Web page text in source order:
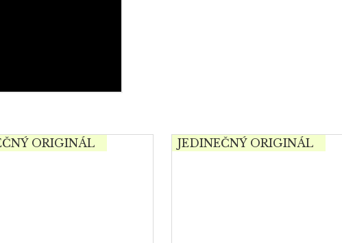
ORIGINÁL JEDINEČNÝ ORIGINÁL